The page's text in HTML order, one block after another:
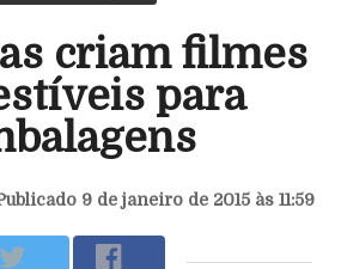
criam filmes
para
9 de janeiro de 2015 às 11:59